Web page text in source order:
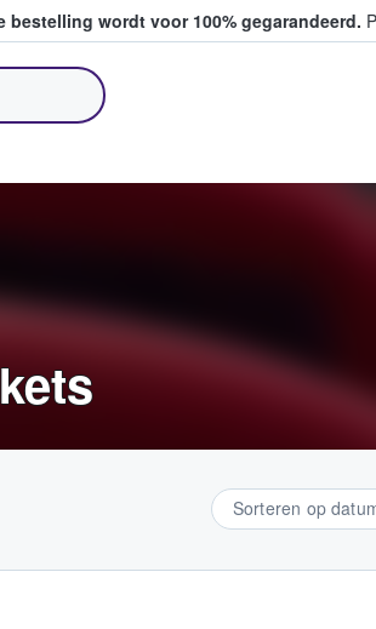
bestelling wordt voor 100% gegarandeerd.
Sorteren op